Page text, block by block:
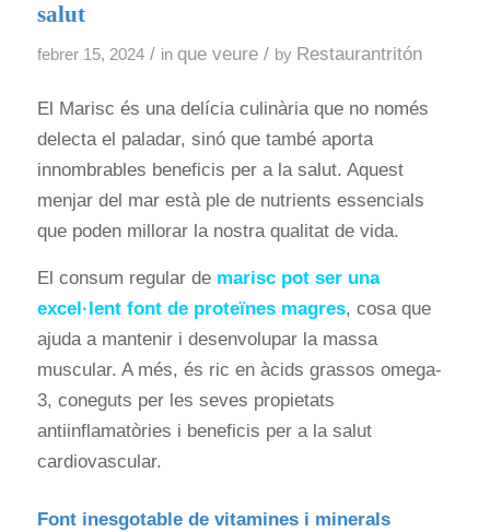
salut
febrer 15, 2024 / in que veure / by Restaurantritón
El Marisc és una delícia culinària que no només
delecta el paladar, sinó que també aporta
innombrables beneficis per a la salut. Aquest
menjar del mar està ple de nutrients essencials
que poden millorar la nostra qualitat de vida.
El consum regular demarisc pot ser una
excel·lent font de proteïnes magres, cosa que
ajuda a mantenir i desenvolupar la massa
muscular. A més, és ric en àcids grassos omega-
3, coneguts per les seves propietats
antiinflamatòries i beneficis per a la salut
cardiovascular.
Font inesgotable de vitamines i minerals